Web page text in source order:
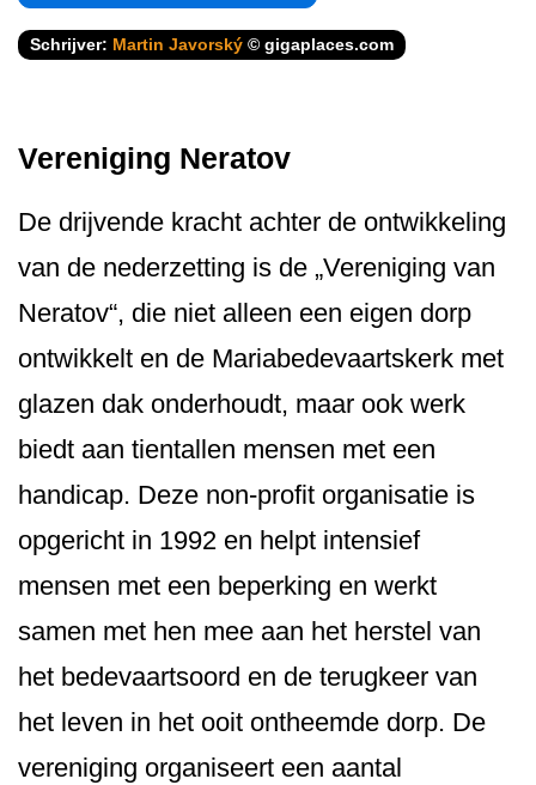
Schrijver: Martin Javorský © gigaplaces.com
Vereniging Neratov
De drijvende kracht achter de ontwikkeling
van de nederzetting is de „Vereniging van
Neratov“, die niet alleen een eigen dorp
ontwikkelt en de Mariabedevaartskerk met
glazen dak onderhoudt, maar ook werk
biedt aan tientallen mensen met een
handicap. Deze non-profit organisatie is
opgericht in 1992 en helpt intensief
mensen met een beperking en werkt
samen met hen mee aan het herstel van
het bedevaartsoord en de terugkeer van
het leven in het ooit ontheemde dorp. De
vereniging organiseert een aantal